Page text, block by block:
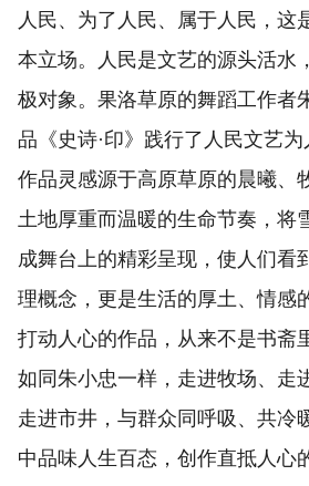
人民、为了人民、属于人民，这
本立场。‌人民是文艺的源头活水
极对象。果洛草原的舞蹈工作者
品《史诗·印》践行了人民文艺
作品灵感源于高原草原的晨曦、
土地厚重而温暖的生命节奏，将
成舞台上的精彩呈现，使人们看
理概念，更是生活的厚土、情感
打动人心的作品，从来不是书斋
如同朱小忠一样，走进牧场、走
走进市井，与群众同呼吸、共冷
中品味人生百态，创作直抵人心